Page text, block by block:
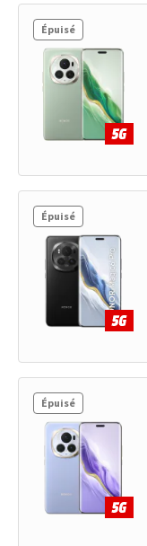
Épuisé
Épuisé
Épuisé